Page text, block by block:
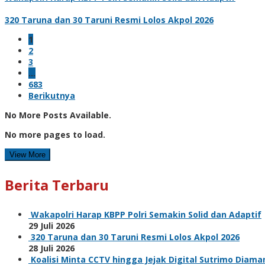
320 Taruna dan 30 Taruni Resmi Lolos Akpol 2026
1
2
3
…
683
Berikutnya
No More Posts Available.
No more pages to load.
View More
Berita Terbaru
Wakapolri Harap KBPP Polri Semakin Solid dan Adaptif
29 Juli 2026
320 Taruna dan 30 Taruni Resmi Lolos Akpol 2026
28 Juli 2026
Koalisi Minta CCTV hingga Jejak Digital Sutrimo